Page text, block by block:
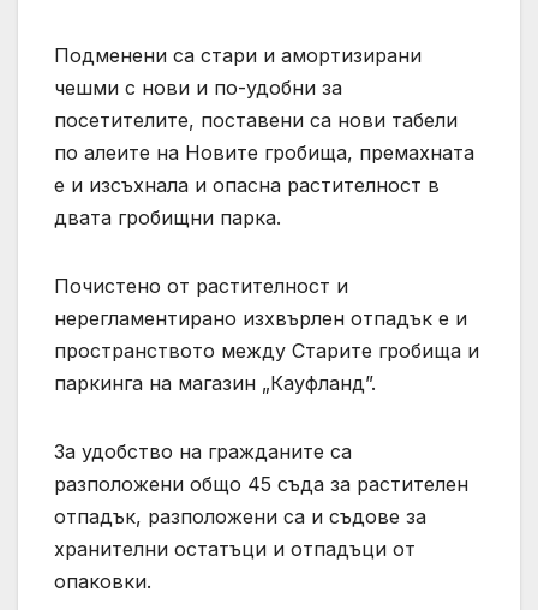
Подменени са стари и амортизирани
чешми с нови и по-удобни за
посетителите, поставени са нови табели
по алеите на Новите гробища, премахната
е и изсъхнала и опасна растителност в
двата гробищни парка.
Почистено от растителност и
нерегламентирано изхвърлен отпадък е и
пространството между Старите гробища и
паркинга на магазин „Кауфланд”.
За удобство на гражданите са
разположени общо 45 съда за растителен
отпадък, разположени са и съдове за
хранителни остатъци и отпадъци от
опаковки.